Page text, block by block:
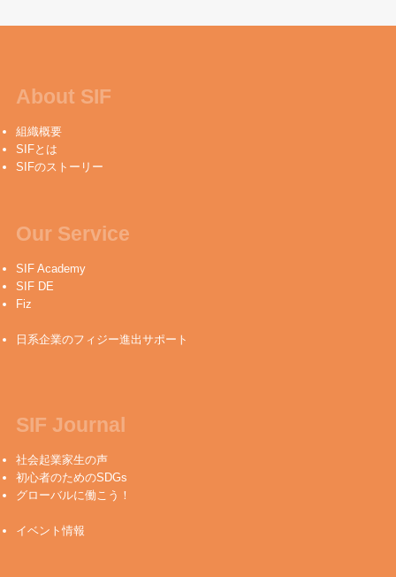
About SIF
組織概要
SIFとは
SIFのストーリー
Our Service
SIF Academy
SIF DE
Fiz
日系企業のフィジー進出サポート
SIF Journal
社会起業家生の声
初心者のためのSDGs
グローバルに働こう！
イベント情報